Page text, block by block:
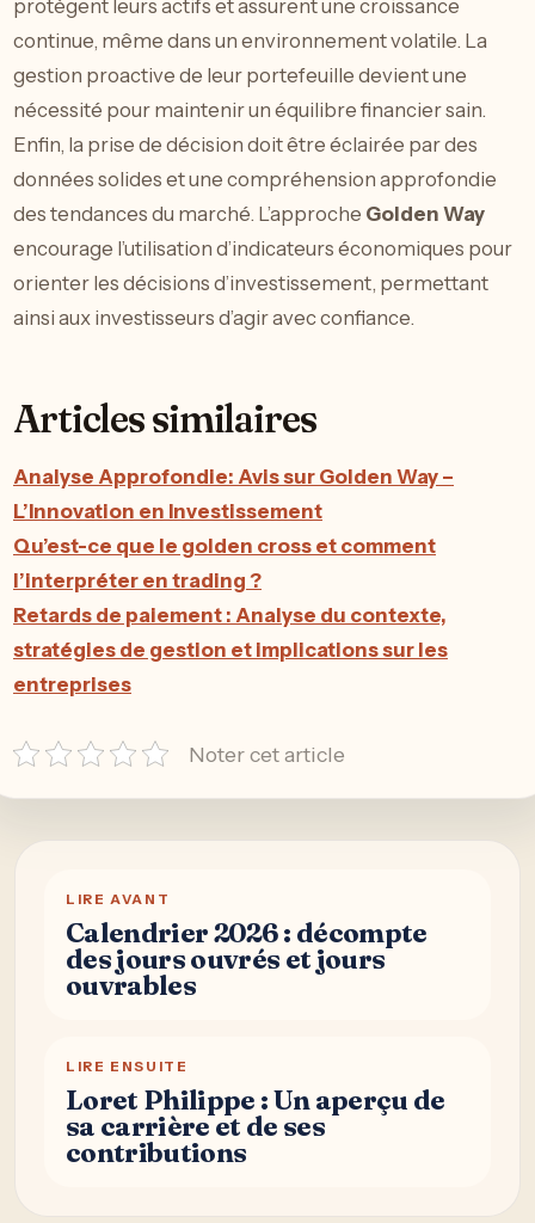
protègent leurs actifs et assurent une croissance
continue, même dans un environnement volatile. La
gestion proactive de leur portefeuille devient une
nécessité pour maintenir un équilibre financier sain.
Enfin, la prise de décision doit être éclairée par des
données solides et une compréhension approfondie
des tendances du marché. L’approche Golden Way
encourage l’utilisation d’indicateurs économiques pour
orienter les décisions d’investissement, permettant
ainsi aux investisseurs d’agir avec confiance.
Articles similaires
Analyse Approfondie: Avis sur Golden Way –
L’Innovation en Investissement
Qu’est-ce que le golden cross et comment
l’interpréter en trading ?
Retards de paiement : Analyse du contexte,
stratégies de gestion et implications sur les
entreprises
Noter cet article
LIRE AVANT
Calendrier 2026 : décompte
des jours ouvrés et jours
ouvrables
LIRE ENSUITE
Loret Philippe : Un aperçu de
sa carrière et de ses
contributions